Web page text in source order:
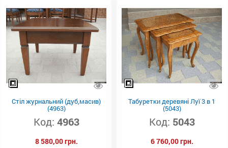
Стіл журнальний (дуб,масив)
(4963)
Код: 4963
8 580,00 грн.
Табуретки деревяні Луї 3 в 1
(5043)
Код: 5043
6 760,00 грн.